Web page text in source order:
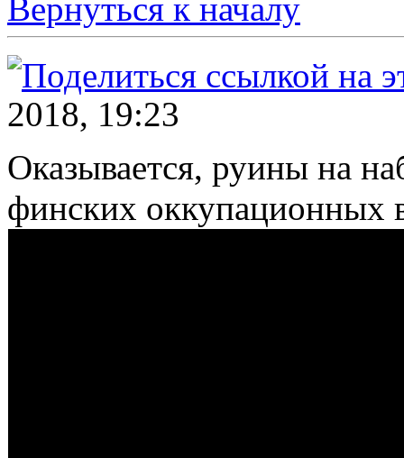
Вернуться к началу
2018, 19:23
Оказывается, руины на
финских оккупационных